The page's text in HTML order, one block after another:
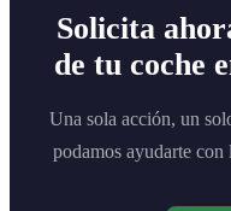
Solicita
de tu coche
Una sola acción, un
podamos ayudarte